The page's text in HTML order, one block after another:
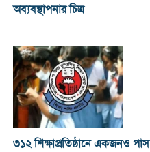
অব্যবস্থাপনার চিত্র
৩১২ শিক্ষাপ্রতিষ্ঠানে একজনও পাস